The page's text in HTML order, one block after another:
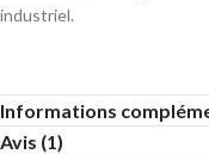
industriel.
Informations
Avis (1)